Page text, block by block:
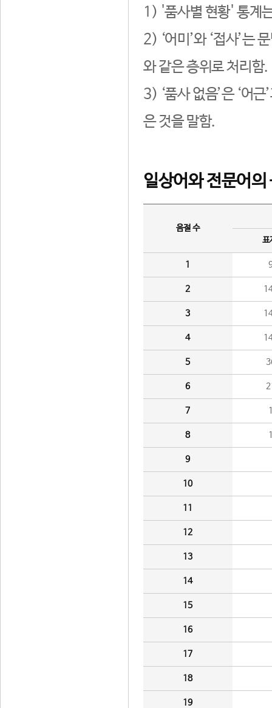
1) '품사별 현황' 통계
2) ‘어미’와 ‘접사’는
와 같은 층위로 처리함.
3) ‘품사 없음’은 ‘어
은 것을 말함.
일상어와 전문어의
음절 수
표
1
2
3
4
5
6
7
8
9
10
11
12
13
14
15
16
17
18
19